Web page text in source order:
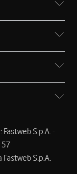
S.p.A. -
S.p.A.